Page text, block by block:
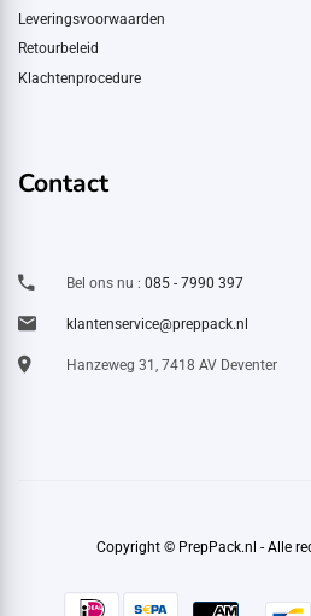
Leveringsvoorwaarden
Retourbeleid
Klachtenprocedure
Contact
Bel ons nu : 085 - 7990 397
klantenservice@preppack.nl
Hanzeweg 31, 7418 AV Deventer
Copyright © PrepPack.nl - Alle